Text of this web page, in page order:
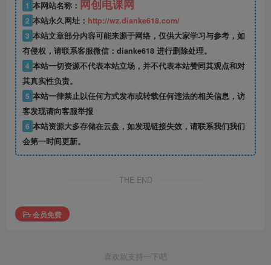
1 本网站名称： 网创电课网
2 本站永久网址： http://wz.dianke618.com/
3 本站文章部分内容可能来源于网络，仅供大家学习与参考，如
有侵权，请联系客服微信：dianke618 进行删除处理。
4 本站一切资源不代表本站立场，并不代表本站赞同其观点和对
其真实性负责。
5 本站一律禁止以任何方式发布或转载任何违法的相关信息，访
客发现请向客服举报
6 本站资源大多存储在云盘，如发现链接失效，请联系我们我们
会第一时间更新。
THE END
会员免费
喜欢就支持一下吧